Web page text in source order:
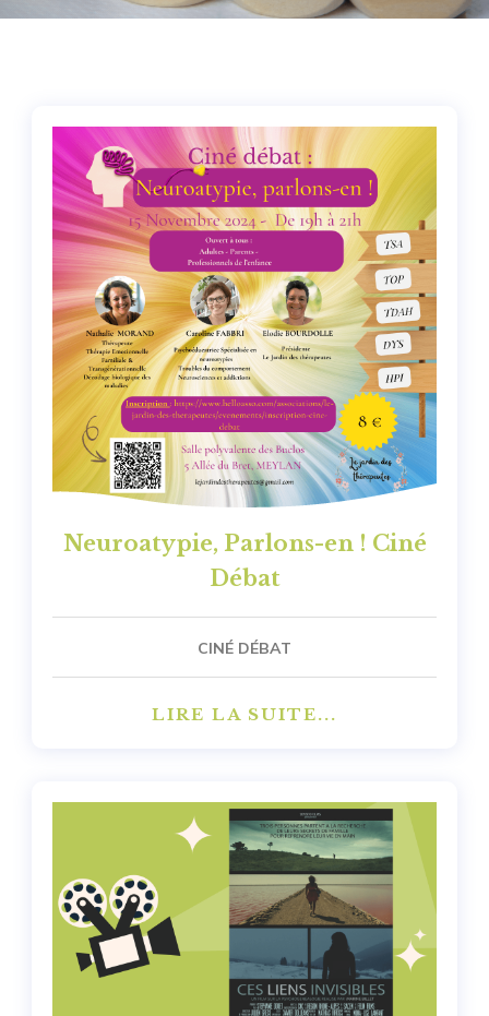
Neuroatypie, Parlons-en ! Ciné
Débat
CINÉ DÉBAT
LIRE LA SUITE...